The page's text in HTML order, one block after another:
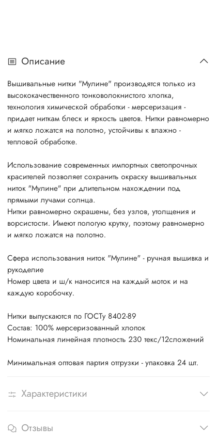
Описание
Вышивальные нитки "Мулине" производятся только из
высококачественного тонковолокнистого хлопка,
технология химической обработки - мерсеризация -
придает ниткам блеск и яркость цветов. Нитки равномерно
и мягко ложатся на полотно, устойчивы к влажно -
тепловой обработке.
Использование современных импортных светопрочных
красителей позволяет сохранить окраску вышивальных
ниток "Мулине" при длительном нахождении под
прямыми лучами солнца.
Нитки равномерно окрашены, без узлов, утолщения и
ворсистости. Имеют пологую крутку, поэтому равномерно
и мягко ложатся на полотно.
Сфера использования ниток "Мулине" - ручная вышивка и
рукоделие
Номер цвета и ш/к наносится на каждый моток и на
каждую коробочку.
Нитки выпускаются по ГОСТу 8402-89
Состав: 100% мерсеризованный хлопок
Номинальная линейная плотность 230 текс/12сложений
Минимальная оптовая партия отгрузки - упаковка 24 шт.
Характеристики
Отзывы